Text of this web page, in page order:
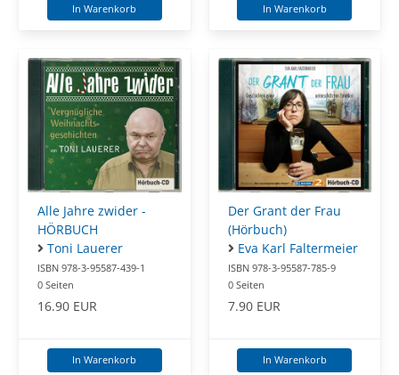
In Warenkorb In Warenkorb
Alle Jahre zwider -
HÖRBUCH
Toni Lauerer
ISBN 978-3-95587-439-1
0 Seiten
16.90 EUR
In Warenkorb
Der Grant der Frau
(Hörbuch)
Eva Karl Faltermeier
ISBN 978-3-95587-785-9
0 Seiten
7.90 EUR
In Warenkorb